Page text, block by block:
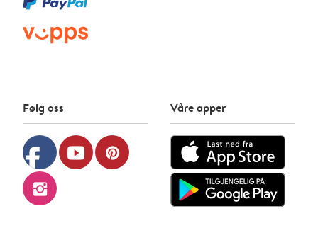
Følg oss
facebook youtube pinterest
instagram
Våre apper